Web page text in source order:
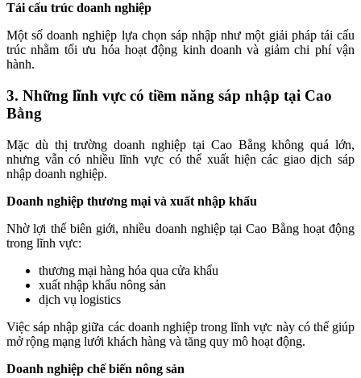
Tái cấu trúc doanh nghiệp
Một số doanh nghiệp lựa chọn sáp nhập như một giải pháp tái cấu
trúc nhằm tối ưu hóa hoạt động kinh doanh và giảm chi phí vận
hành.
3. Những lĩnh vực có tiềm năng sáp nhập tại Cao
Bằng
Mặc dù thị trường doanh nghiệp tại Cao Bằng không quá lớn,
nhưng vẫn có nhiều lĩnh vực có thể xuất hiện các giao dịch sáp
nhập doanh nghiệp.
Doanh nghiệp thương mại và xuất nhập khẩu
Nhờ lợi thế biên giới, nhiều doanh nghiệp tại Cao Bằng hoạt động
trong lĩnh vực:
thương mại hàng hóa qua cửa khẩu
xuất nhập khẩu nông sản
dịch vụ logistics
Việc sáp nhập giữa các doanh nghiệp trong lĩnh vực này có thể giúp
mở rộng mạng lưới khách hàng và tăng quy mô hoạt động.
Doanh nghiệp chế biến nông sản